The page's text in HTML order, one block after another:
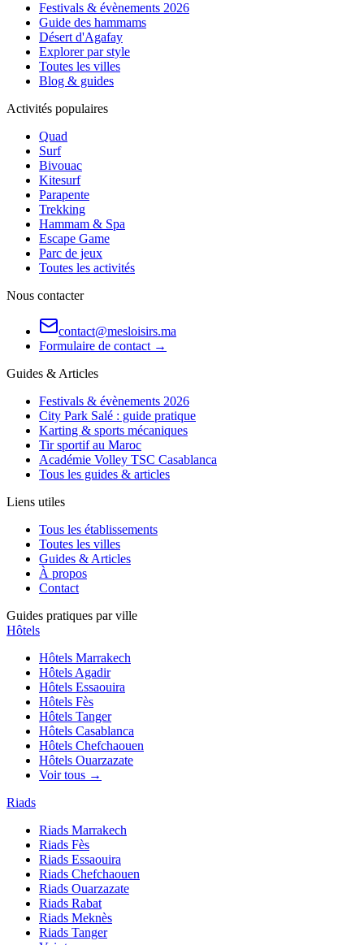
Festivals & évènements 2026
Guide des hammams
Désert d'Agafay
Explorer par style
Toutes les villes
Blog & guides
Activités populaires
Quad
Surf
Bivouac
Kitesurf
Parapente
Trekking
Hammam & Spa
Escape Game
Parc de jeux
Toutes les activités
Nous contacter
contact@mesloisirs.ma
Formulaire de contact →
Guides & Articles
Festivals & évènements 2026
City Park Salé : guide pratique
Karting & sports mécaniques
Tir sportif au Maroc
Académie Volley TSC Casablanca
Tous les guides & articles
Liens utiles
Tous les établissements
Toutes les villes
Guides & Articles
À propos
Contact
Guides pratiques par ville
Hôtels
Hôtels Marrakech
Hôtels Agadir
Hôtels Essaouira
Hôtels Fès
Hôtels Tanger
Hôtels Casablanca
Hôtels Chefchaouen
Hôtels Ouarzazate
Voir tous →
Riads
Riads Marrakech
Riads Fès
Riads Essaouira
Riads Chefchaouen
Riads Ouarzazate
Riads Rabat
Riads Meknès
Riads Tanger